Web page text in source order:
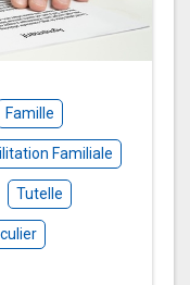
Famille
Familiale
Tutelle